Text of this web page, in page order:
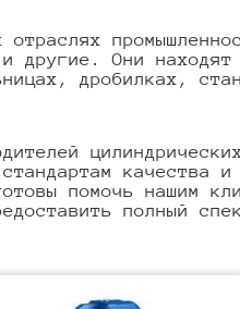
отраслях
другие. Они
дробилках,
качества
помочь нашим
полный